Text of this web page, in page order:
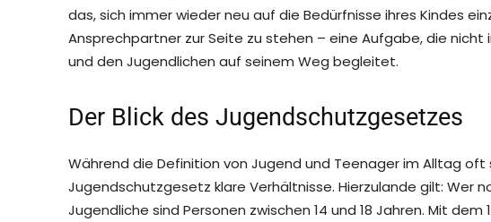
das, sich immer wieder neu auf die Bedürfnisse ihres Kindes
Ansprechpartner zur Seite zu stehen – eine Aufgabe, die
und den Jugendlichen auf seinem Weg begleitet.
Der Blick des Jugendschutzgesetzes
Während die Definition von Jugend und Teenager im Alltag
Jugendschutzgesetz klare Verhältnisse. Hierzulande gilt: Wer
Jugendliche sind Personen zwischen 14 und 18 Jahren. Mit